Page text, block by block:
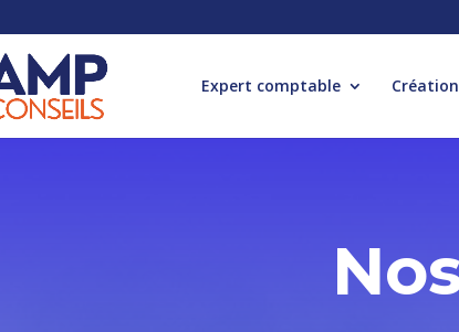
Expert comptable